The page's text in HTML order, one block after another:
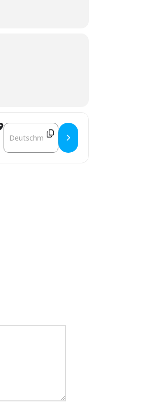
Destination Address - Flossentraining Dienstag []